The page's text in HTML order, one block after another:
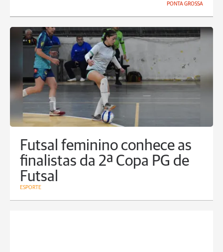
PONTA GROSSA
Futsal feminino conhece as
finalistas da 2ª Copa PG de
Futsal
ESPORTE